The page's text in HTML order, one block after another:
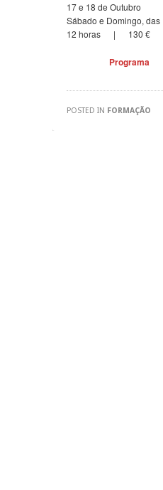
17 e 18 de Outubro
Sábado e Domingo,
12 horas | 130 €
Programa
POSTED IN FORMAÇÃO